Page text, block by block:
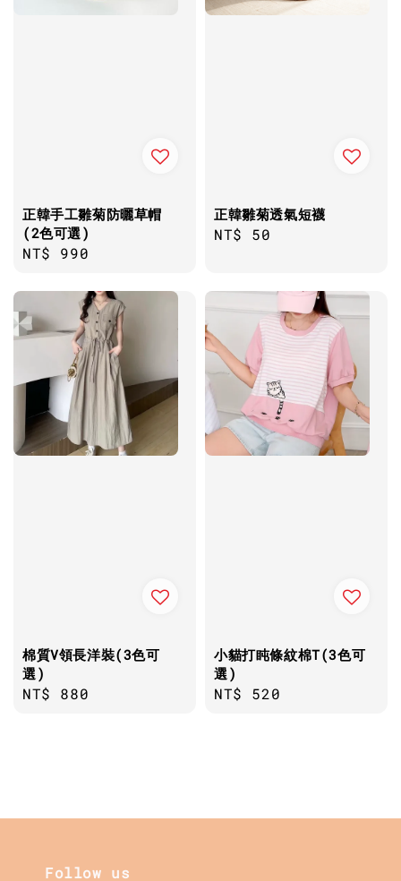
正韓手工雛菊防曬草帽
(2色可選)
Regular
NT$ 990
正韓雛菊透氣短襪
Regular
NT$ 50
棉質V領長洋裝(3色可
選)
Regular
NT$ 880
小貓打盹條紋棉T(3色可
選)
Regular
NT$ 520
Follow us